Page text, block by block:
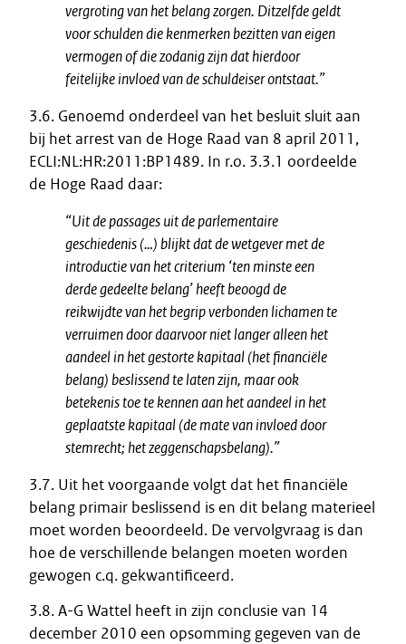
vergroting van het belang zorgen. Ditzelfde geldt
voor schulden die kenmerken bezitten van eigen
vermogen of die zodanig zijn dat hierdoor
feitelijke invloed van de schuldeiser ontstaat.”
3.6. Genoemd onderdeel van het besluit sluit aan
bij het arrest van de Hoge Raad van 8 april 2011,
ECLI:NL:HR:2011:BP1489. In r.o. 3.3.1 oordeelde
de Hoge Raad daar:
“Uit de passages uit de parlementaire
geschiedenis (…) blijkt dat de wetgever met de
introductie van het criterium ‘ten minste een
derde gedeelte belang’ heeft beoogd de
reikwijdte van het begrip verbonden lichamen te
verruimen door daarvoor niet langer alleen het
aandeel in het gestorte kapitaal (het financiële
belang) beslissend te laten zijn, maar ook
betekenis toe te kennen aan het aandeel in het
geplaatste kapitaal (de mate van invloed door
stemrecht; het zeggenschapsbelang).”
3.7. Uit het voorgaande volgt dat het financiële
belang primair beslissend is en dit belang materieel
moet worden beoordeeld. De vervolgvraag is dan
hoe de verschillende belangen moeten worden
gewogen c.q. gekwantificeerd.
3.8. A-G Wattel heeft in zijn conclusie van 14
december 2010 een opsomming gegeven van de